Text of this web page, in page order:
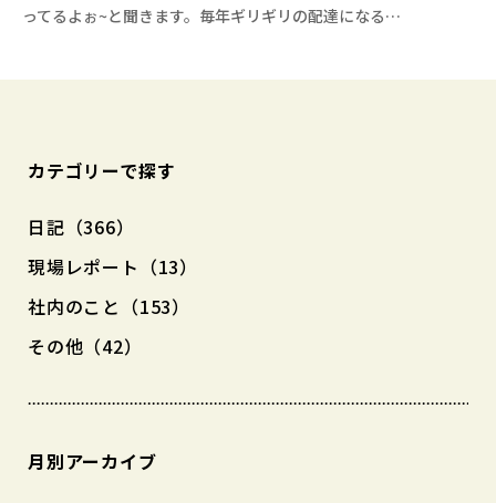
ってるよぉ~と聞きます。毎年ギリギリの配達になる…
カテゴリーで探す
日記（366）
現場レポート（13）
社内のこと（153）
その他（42）
月別アーカイブ